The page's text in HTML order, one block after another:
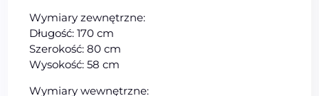
Wymiary zewnętrzne:
Długość: 170 cm
Szerokość: 80 cm
Wysokość: 58 cm
Wymiary wewnętrzne: